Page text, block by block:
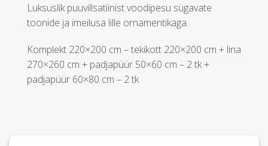
Luksuslik puuvillsatiinist voodipesu sügavate
toonide ja imeilusa lille ornamentikaga.
Komplekt 220×200 cm – tekikott 220×200 cm + lina
270×260 cm + padjapüür 50×60 cm – 2 tk +
padjapüür 60×80 cm – 2 tk